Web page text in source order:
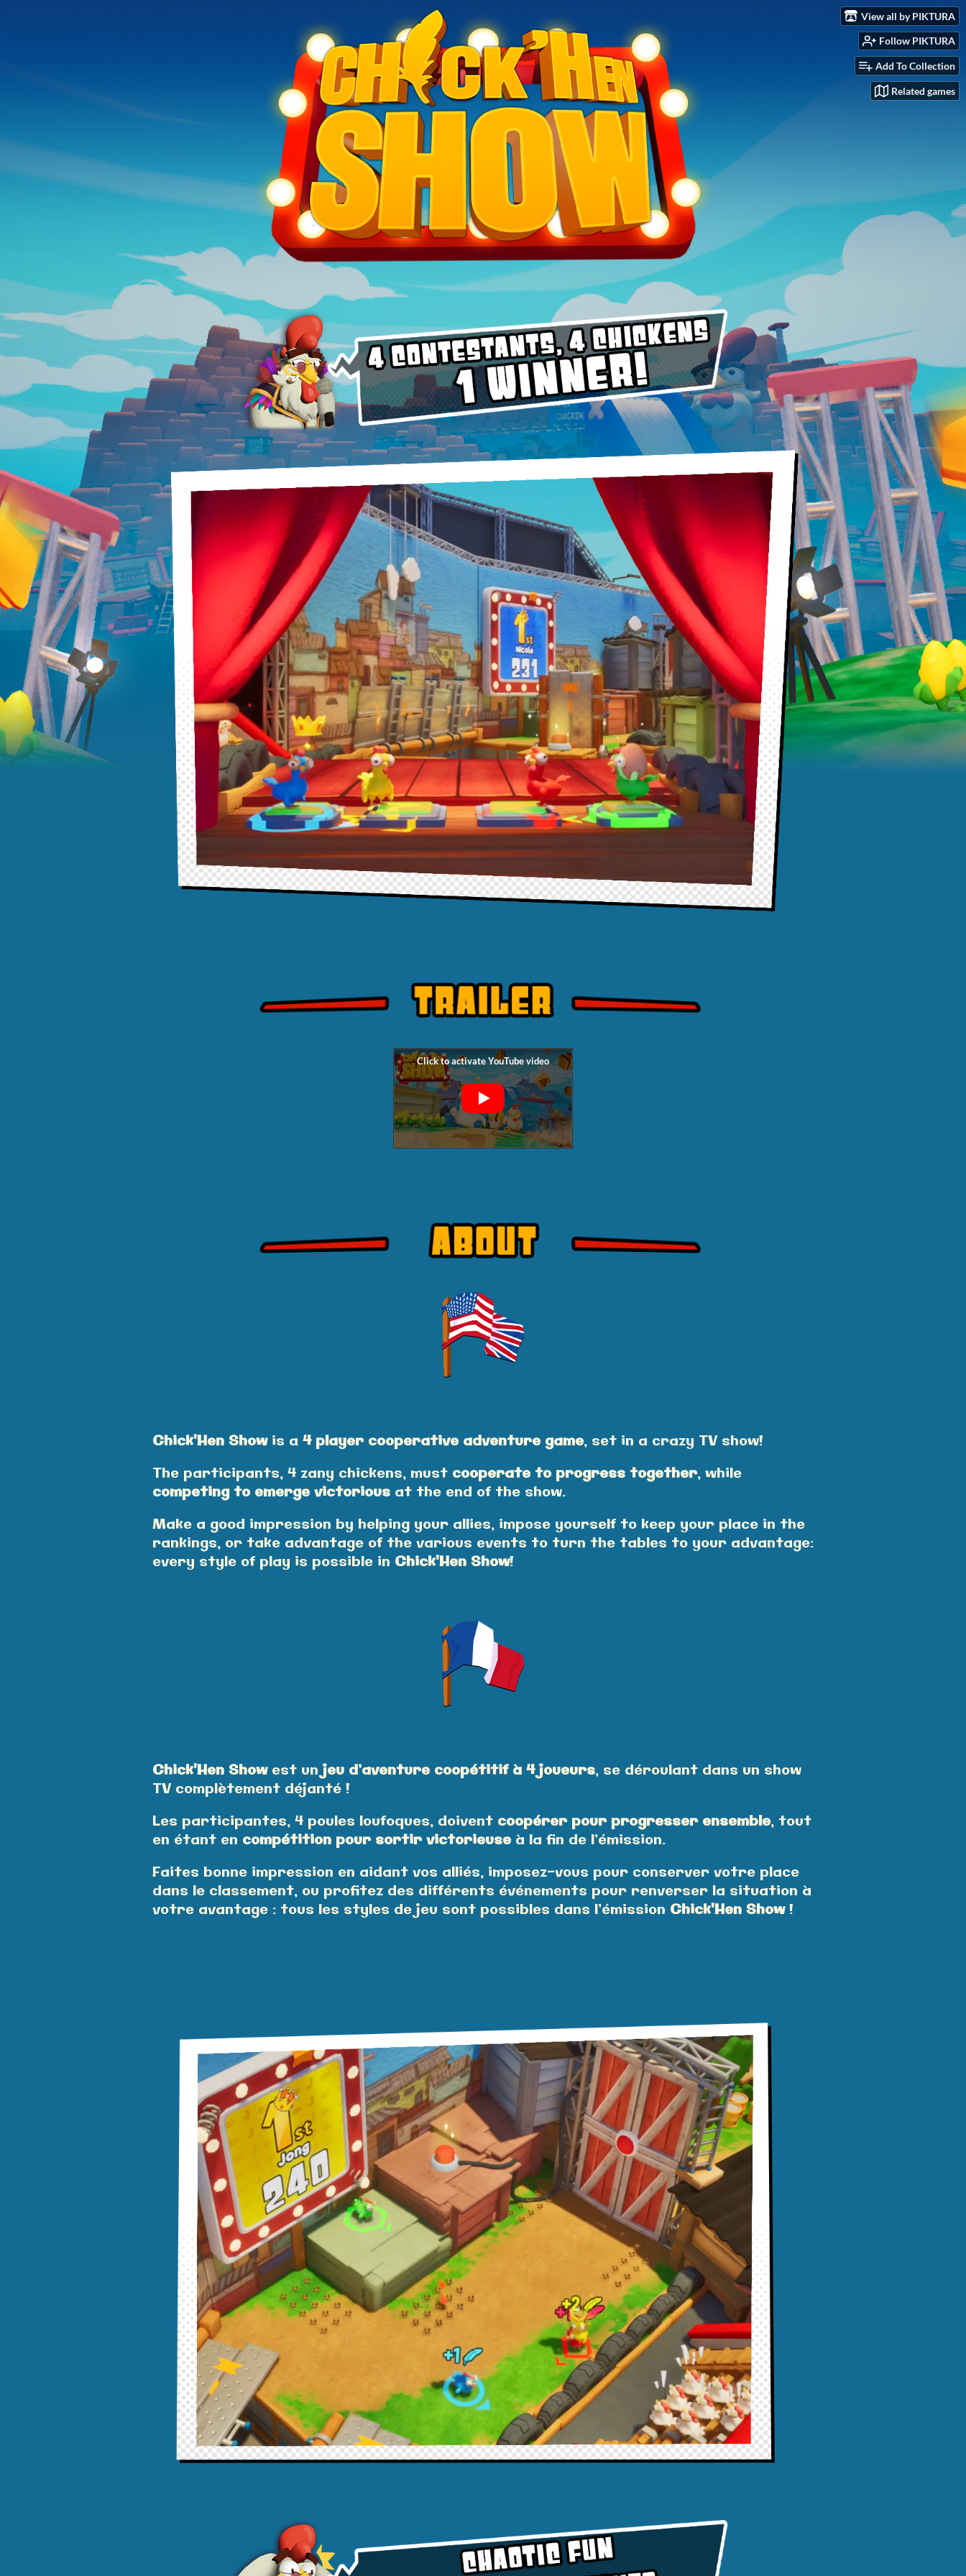
View all by PIKTURA
Follow PIKTURA
Add To Collection
Related games
Chick'Hen Showis a 4 player cooperative adventure game, set in a crazy TV show!
The participants, 4 zany chickens, must cooperate to progress together, while
competing to emerge victorious at the end of the show.
Make a good impression by helping your allies, impose yourself to keep your place in the
rankings, or take advantage of the various events to turn the tables to your advantage:
every style of play is possible in Chick'Hen Show!
Chick'Hen Showest unjeu d’aventure coopétitif à 4 joueurs, se déroulant dans un show
TV complètement déjanté !
Les participantes, 4 poules loufoques, doivent coopérer pour progresser ensemble, tout
en étant en compétition pour sortir victorieuseà la fin de l’émission.
Faites bonne impression en aidant vos alliés, imposez-vous pour conserver votre place
dans le classement, ou profitez des différents événements pour renverser la situation à
votre avantage : tous les styles de jeu sont possibles dans l’émission Chick'Hen Show!